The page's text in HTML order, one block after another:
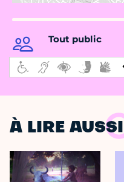
Tout public
À LIRE AUSSI